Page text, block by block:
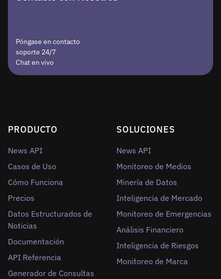
Póngase en contacto
soporte 24/7
Chat en vivo
PRODUCTO
News API
Casos de Uso
Cómo Funciona
Precios
Datos Estructurados de
Noticias
Documentación
API Referencia
Generador de Consultas
SOLUCIONES
News API
Monitoreo de Medios
Minería de Datos
Inteligencia de Mercado
Monitoreo de Emergencias
Análisis Financiero
Inteligencia de Riesgos
Monitoreo de Marca